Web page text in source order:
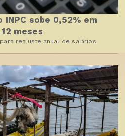
sobe 0,52% em
meses
reajuste anual de salários